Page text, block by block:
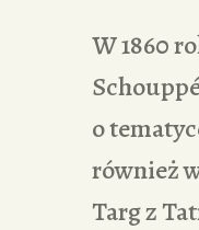
W 1860
o
również
Targ z